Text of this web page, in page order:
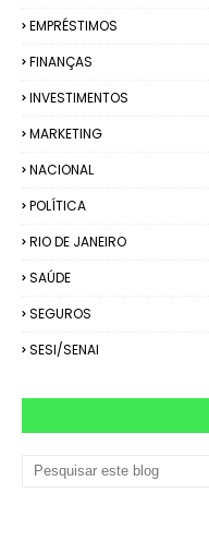
EMPRÉSTIMOS
FINANÇAS
INVESTIMENTOS
MARKETING
NACIONAL
POLÍTICA
RIO DE JANEIRO
SAÚDE
SEGUROS
SESI/SENAI